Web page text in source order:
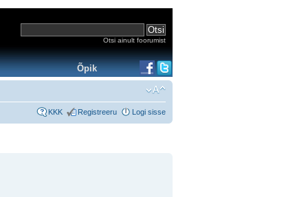
Otsi ainult foorumist
Õpik
KKK Registreeru Logi sisse